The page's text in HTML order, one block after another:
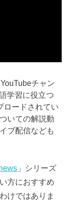
チャン
学習に役立つ
ロードされてい
いての解説動
ブ配信なども
」シリーズ
方におすすめ
けではありま